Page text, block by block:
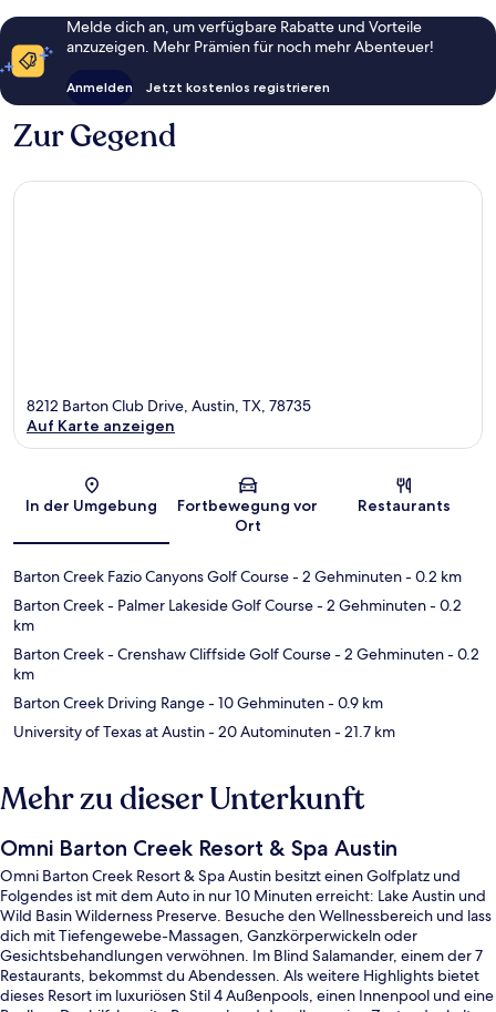
Melde dich an, um verfügbare Rabatte und Vorteile
anzuzeigen. Mehr Prämien für noch mehr Abenteuer!
Anmelden Jetzt kostenlos registrieren
Zur Gegend
Karte
8212 Barton Club Drive, Austin, TX, 78735
Auf Karte anzeigen
In der Umgebung
Fortbewegung vor
Ort
Restaurants
Barton Creek Fazio Canyons Golf Course- 2 Gehminuten- 0.2 km
Barton Creek - Palmer Lakeside Golf Course- 2 Gehminuten- 0.2
km
Barton Creek - Crenshaw Cliffside Golf Course- 2 Gehminuten- 0.2
km
Barton Creek Driving Range- 10 Gehminuten- 0.9 km
University of Texas at Austin- 20 Autominuten- 21.7 km
Mehr zu dieser Unterkunft
Omni Barton Creek Resort & Spa Austin
Omni Barton Creek Resort & Spa Austin besitzt einen Golfplatz und
Folgendes ist mit dem Auto in nur 10 Minuten erreicht: Lake Austin und
Wild Basin Wilderness Preserve. Besuche den Wellnessbereich und lass
dich mit Tiefengewebe-Massagen, Ganzkörperwickeln oder
Gesichtsbehandlungen verwöhnen. Im Blind Salamander, einem der 7
Restaurants, bekommst du Abendessen. Als weitere Highlights bietet
dieses Resort im luxuriösen Stil 4 Außenpools, einen Innenpool und eine